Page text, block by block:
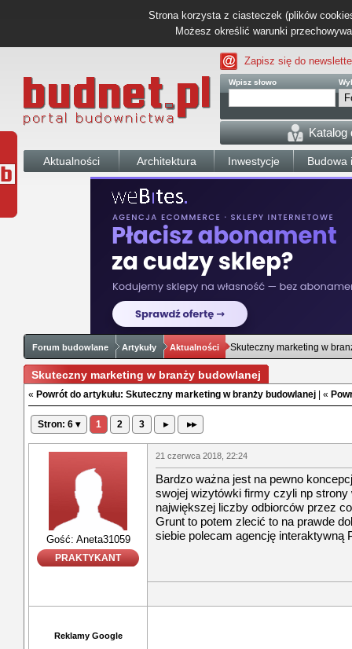
Strona korzysta z ciasteczek (plików
Możesz określić warunki
Zapisz się do
Wpisz słowo
Katalog
Aktualności Architektura Inwestycje Budowa
Forum budowlane Artykuły Aktualności Skuteczny marketing w
Skuteczny marketing w branży budowlanej
« Powrót do artykułu: Skuteczny marketing w branży budowlanej | «
Stron: 6 ▾ 1 2 3 ▸ ▸▸
Gość: Aneta31059
PRAKTYKANT
21 czerwca 2018, 22:24
Bardzo ważna jest na pewno
swojej wizytówki firmy czyli np strony
największej liczby odbiorców przez
Grunt to potem zlecić to na prawde
siebie polecam agencję interaktywną
Reklamy Google